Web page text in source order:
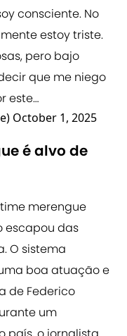
consciente. No
estoy triste.
pero bajo
que me niego
este…
October 1, 2025
é alvo de
merengue
escapou das
O sistema
boa atuação e
de Federico
um